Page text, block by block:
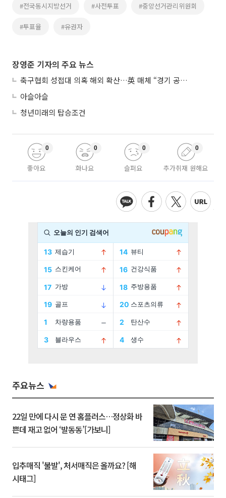
#전국동시지방선거 #사전투표 #중앙선거관리위원회
#투표율 #유권자
장영준 기자의 주요 뉴스
축구협회 성접대 의혹 해외 확산…英 매체 “경기 공정성 의문”
아슬아슬
청년미래의 탑승조건
좋아요
0
화나요
0
슬퍼요
0
추가취재 원해요
0
주요뉴스
22일 만에 다시 문 연 홈플러스…정상화 바
쁜데 재고 없어 ‘발동동’[가보니]
입추매직 '불발', 처서매직은 올까요? [해
시태그]